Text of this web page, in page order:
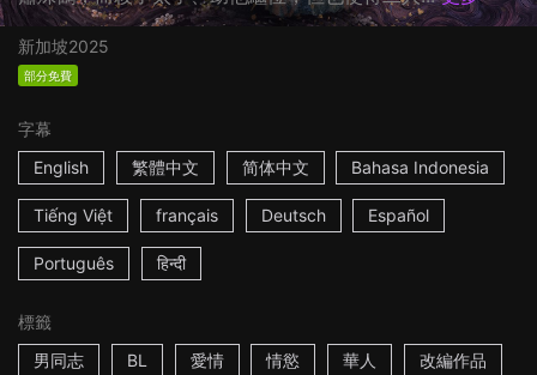
新加坡2025
部分免費
字幕
English
繁體中文 简体中文 Bahasa Indonesia
Tiếng Việt français Deutsch Español
Português हिन्दी
標籤
男同志
BL 愛情 情慾 華人 改編作品